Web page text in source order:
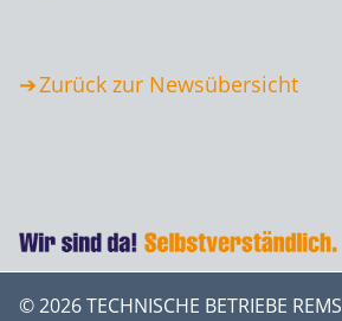
Zurück zur Newsübersicht
© 2026 TECHNISCHE BETRIEBE